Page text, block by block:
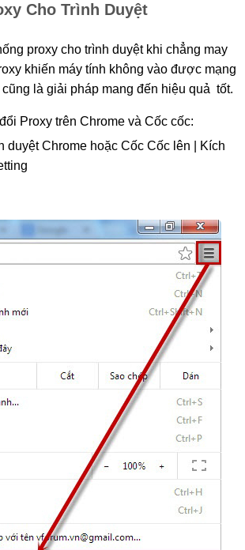
Cho Trình Duyệt
proxy cho trình duyệt khi chẳng may
khiến máy tính không vào được mạng
là giải pháp mang đến hiệu quả  tốt.
Proxy trên Chrome và Cốc cốc:
duyệt Chrome hoặc Cốc Cốc lên | Kích